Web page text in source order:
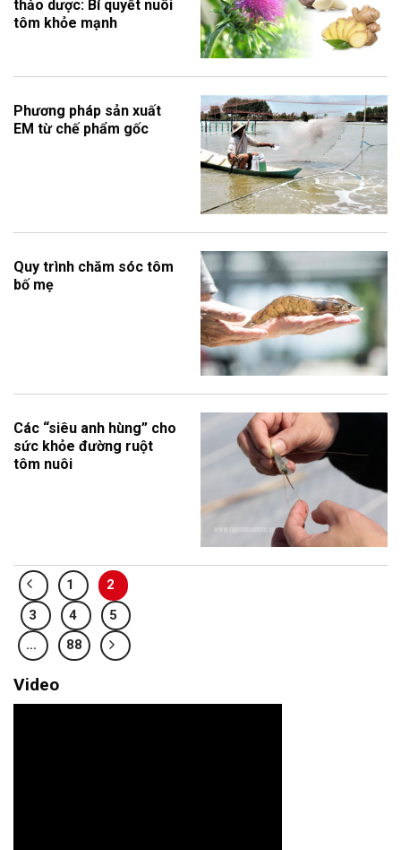
thảo dược: Bí quyết nuôi
tôm khỏe mạnh
Phương pháp sản xuất
EM từ chế phẩm gốc
Quy trình chăm sóc tôm
bố mẹ
Các “siêu anh hùng” cho
sức khỏe đường ruột
tôm nuôi
1
2
3
4
5
…
88
Video